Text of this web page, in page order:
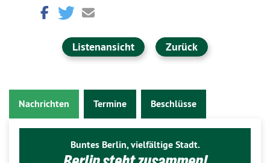
Listenansicht Zurück
Nachrichten Termine Beschlüsse
Buntes Berlin, vielfältige Stadt.